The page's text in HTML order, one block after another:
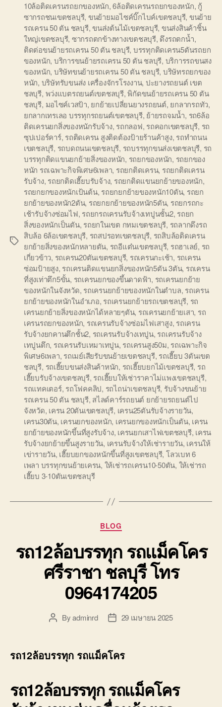
Tags
10ล้อติดเครนรถยกของหนัก,6ล้อติดเครนรถยกของหนัก, กู้
ซากรถชนเขตชลบุรี, ขนย้ายมอไซค์บิ๊กไบค์เขตชลบุรี, ขนย้าย
รถเครน 50 ตัน ชลบุรี,ขนส่งต้นไม้เขตชลบุรี, ขนส่งสินค้าชิ้น
ใหญ่เขตชลบุรี, ซากรถตกข้างทางเขตชลบุรี, ดึงรถตกน้ำ,
ติดต่อขนย้ายรถเครน 50 ตัน ชลบุรี, บรรทุกติดเครน5ตันรถยก
ของหนัก, บริการขนย้ายรถเครน 50 ตัน ชลบุรี, บริการรถขนสง
ของหนัก, บริษัทขนย้ายรถเครน 50 ตัน ชลบุรี, บริษัทรถยกของ
หนัก, บริษัทรับขนส่ง เครื่องจักรโรงงาน, ปะยางรถยนต์ เขต
ชลบุรี, พว่งแบตรถยนต์เขตชลบุรี,พิกัดขนย้ายรถเครน 50 ตัน
ชลบุรี, มอไซค์เวสป้า, ยกย้ายเปลี่ยนยางรถยนต์, ยกลากรถทัว,
ยกลากเทรเลอ บรรทุกรถยนต์เขตชลบุรี, ย้ายรถจมน้ำ, รถ6ล้อ
ติดเครนยกสิ่งของหนักรับจ้าง, รถกลอฟ, รถคอกเขตชลบุรี, รถ
ซุปเปอร์คาร์, รถติดเครน สูงติดต้องป้ายร้านค้าสูง, รถทำถนน
เขตชลบุรี, รถบดถนนเขตชลบุรี, รถบรรทุกขนส่งเขตชลบุรี, รถ
บรรทุกติดแขนยกย้ายสิ่งของหนัก, รถยกของหนัก, รถยกของ
หนัก รถเฉพาะกิจพิเศษ6เพลา, รถยกติดเครน, รถยกติดเครน
รับจ้าง, รถยกติดเฮี๊ยบรับจ้าง, รถยกติดแขนยกย้ายของหนัก,
รถยกยกของหนักเป้นต้น, รถยกยกย้ายของหนัก10ตัน, รถยก
ยกย้ายของหนัก2ตัน, รถยกยกย้ายของหนัก5ตัน, รถยกรถกะ
เช้ารับจ้างซ่อมไฟ, รถยกรถเครนรับจ้างเทปูนชั้น2, รถยก
สิ่งของหนักเป็นตัน, รถยกในเขต กทมเขตชลบุรี, รถลากดึงรถ
สิบล้อ 6ล้อเขตชลบุรี, รถสปรอทเขตชลบุรี, รถสิบล้อติดเครน
ยกย้ายสิ่งของหนักหลายตัน, รถอีแต๋นเขตชลบุรี, รถฮาเลย์, รถ
เกี่ยวข้าว, รถเครน20ตันเขตชลบุรี, รถเครนกะเช้า, รถเครน
ซ่อมป้ายสูง, รถเครนติดแขนยกสิ่งของหนัก5ตัน 3ตัน, รถเครน
ที่สูงเท่าตึก5ขั้น, รถเครนยกของขึ้นดาดฟ้า, รถเครนยกย้าย
ของหนักในจังหวัด, รถเครนยกย้ายของหนักในตำบล, รถเครน
ยกย้ายของหนักในอำเภอ, รถเครนยกย้ายรถเขตชลบุรี, รถ
เครนยกย้ายสิ่งของหนักได้หลายๆตัน, รถเครนยกย้ายเสา, รถ
เครนรถยกของหนัก, รถเครนรับจ้างซ่อมไฟเสาสูง, รถเครน
รับจ้างยกคานตึกชั้น2, รถเครนรับจ้างเทปูน, รถเครนรับจ้าง
เทปูนตึก, รถเครนรับเหมาเทปูน, รถเครนสูง50ม, รถเฉพาะกิจ
พิเศษ6เพลา, รถเมย์เสียรับขนย้ายเขตชลบุรี, รถเฮี๊ยบ 3ตันเขต
ชลบุรี, รถเฮี๊ยบขนส่งสินค้าหนัก, รถเฮี๊ยบยกไม้เขตชลบุรี, รถ
เฮี๊ยบรับจ้างเขตชลบุรี, รถเฮี๊ยบให้เช่าราคาไม่แพงเขตชลบุรี,
รถแทคเตอร์, รถโฟคคลิป, รถไถน่าเขตชลบุรี, รับจ้างขนย้าย
รถเครน 50 ตัน ชลบุรี, สไลด์คาร์รถยนต์ ยกย้ายรถยนต์ไป
จังหวัด, เครน 20ตันเขตชลบุรี, เครน25ตันรับจ้างรายวัน,
เครน30ตัน, เครนยกของหนัก, เครนยกของหนักเป็นตัน, เครน
ยกย้ายของหนักขึ้นที่สูงรับจ้าง, เครนยกเสาไฟเขตชลบุรี, เครน
รับจ้างยกย้ายขึ้นสูงรายวัน, เครนรับจ้างให้เช่ารายวัน, เครนให้
เข่ารายวัน, เฮี๊ยบยกของหนักขึ้นที่สูงเขตชลบุรี, โลวเบท 6
เพลา บรรทุกขนย้ายเครน, ให้เช่ารถเครน10-50ตัน, ให้เช่ารถ
เฮี๊ยบ 3-10ตันเขตชลบุรี
Categories
BLOG
รถ12ล้อบรรทุก รถแม็คโคร
ศรีราชา ชลบุรี โทร
0964174205
PostByadminrd
Post29 เมษายน 2025
รถ12ล้อบรรทุก รถแม็คโคร
รถ12ล้อบรรทุกรถแม็คโคร